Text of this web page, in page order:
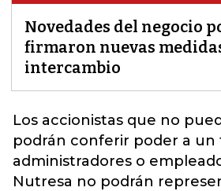
Novedades del negocio
firmaron nuevas
intercambio
Los accionistas que no
podrán conferir poder a un
administradores o
Nutresa no podrán